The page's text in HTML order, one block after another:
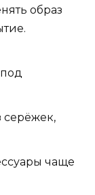
образ
серёжек,
чаще